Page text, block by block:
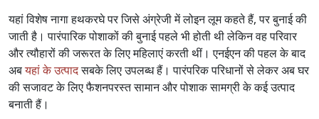
यहां विशेष नागा हथकरघे पर जिसे अंग्रेजी में लोइन लूम कहते हैं, पर बुनाई की
जाती है। पारंपारिक पोशाकों की बुनाई पहले भी होती थी लेकिन वह परिवार
और त्यौहारों की जरूरत के लिए महिलाएं करती थीं। एनईएन की पहल के बाद
अबयहां के उत्पादसबके लिए उपलब्ध हैं। पारंपरिक परिधानों से लेकर अब घर
की सजावट के लिए फैशनपरस्त सामान और पोशाक सामग्री के कई उत्पाद
बनाती हैं।